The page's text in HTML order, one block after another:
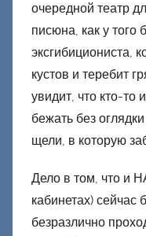
очередной театр
писюна, как у того
эксгибициониста,
кустов и теребит
увидит, что кто-то
бежать без
щели, в которую
Дело в том, что и
кабинетах)
безразлично